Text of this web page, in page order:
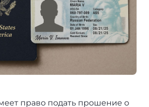
право подать прошение о